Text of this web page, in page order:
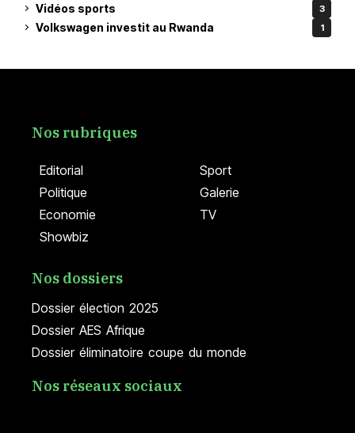
Vidéos sports 3
Volkswagen investit au Rwanda 1
Editorial
Politique
Economie
Showbiz
Sport
Galerie
TV
Nos rubriques
Dossier élection 2025
Dossier AES Afrique
Dossier éliminatoire coupe du monde
Nos dossiers
Nos réseaux sociaux